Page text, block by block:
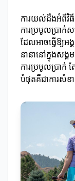
ការយល់ដឹងអំពីវិធី
ការប្រមូលប្រាក់
ដែលអាចធ្វើឱ្យអ
នានានៅក្នុងសង្
ការប្រមូលប្រាក់
បំផុតគឺជាការសំខ